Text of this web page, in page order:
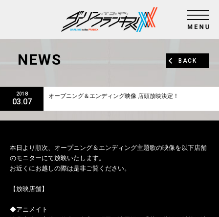
NEWS BACK
2018
03.07
オープニング＆エンディング映像 店頭放映決定！
本日より順次、オープニング＆エンディング主題歌の映像を以下店舗
のモニターにて放映いたします。
お近くにお越しの際は是非ご覧ください。
【放映店舗】
◆アニメイト